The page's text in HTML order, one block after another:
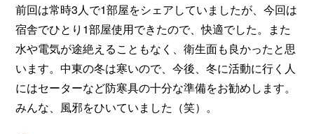
前回は常時3人で1部屋をシェアしていましたが、今回は
宿舎でひとり1部屋使用できたので、快適でした。また
水や電気が途絶えることもなく、衛生面も良かったと思
います。中東の冬は寒いので、今後、冬に活動に行く人
にはセーターなど防寒具の十分な準備をお勧めします。
みんな、風邪をひいていました（笑）。